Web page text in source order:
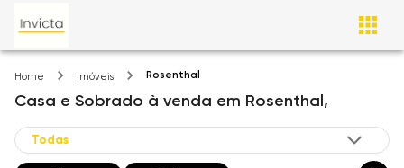
Home Imóveis Rosenthal
Casa e Sobrado à venda em Rosenthal,